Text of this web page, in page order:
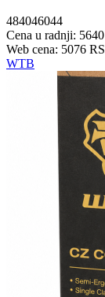
484046044
Cena u radnji:
Web cena: 5076
WTB